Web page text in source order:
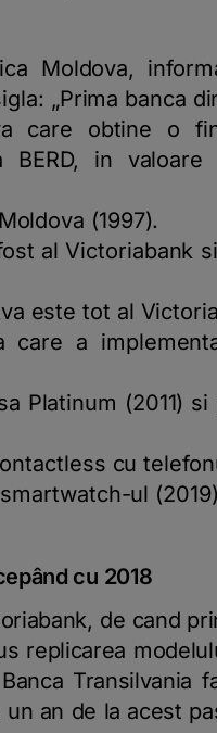
Moldova,
„Prima banca
care obtine o
BERD, in
(1997).
al Victoriabank
este tot al
care a
Platinum (2011)
cu
ul
cu 2018
de cand
replicarea
Transilvania
un an de la acest